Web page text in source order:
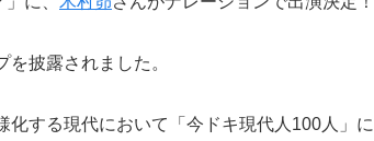
披露されました。
する現代において「今ドキ現代人100人」に